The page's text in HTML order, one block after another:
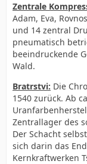
Zentrale
Adam, Eva,
und 14 zentral
pneumatisch
beeindruckende
Wald.
Bratrstvi: Die
1540 zurück. Ab
Zentrallager des
Der Schacht
sich darin das
Kernkraftwerken